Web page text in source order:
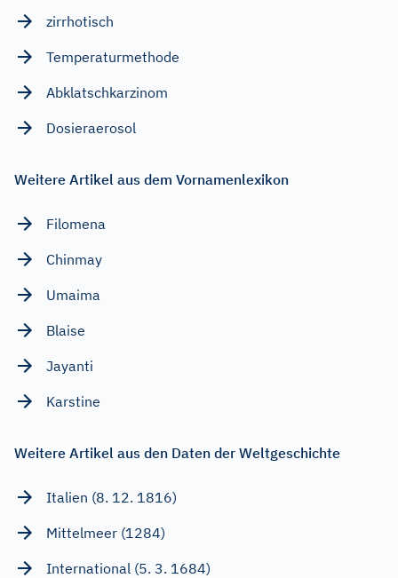
zirrhotisch
Temperaturmethode
Abklatschkarzinom
Dosieraerosol
Weitere Artikel aus dem Vornamenlexikon
Filomena
Chinmay
Umaima
Blaise
Jayanti
Karstine
Weitere Artikel aus den Daten der Weltgeschichte
Italien (8. 12. 1816)
Mittelmeer (1284)
International (5. 3. 1684)